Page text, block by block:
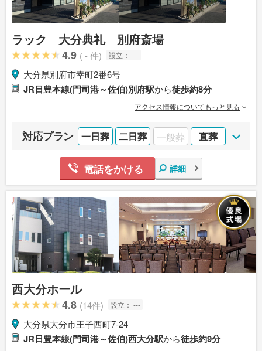
ラック 大分典礼 別府斎場
4.9 ( - 件) 設立： ---
大分県別府市幸町2番6号
JR日豊本線(門司港～佐伯)別府駅から徒歩約8分
アクセス情報についてもっと見る
対応プラン 一日葬 二日葬 一般葬 直葬
電話をかける 詳細
西大分ホール
4.8 (14件) 設立： ---
大分県大分市王子西町7-24
JR日豊本線(門司港～佐伯)西大分駅から徒歩約9分